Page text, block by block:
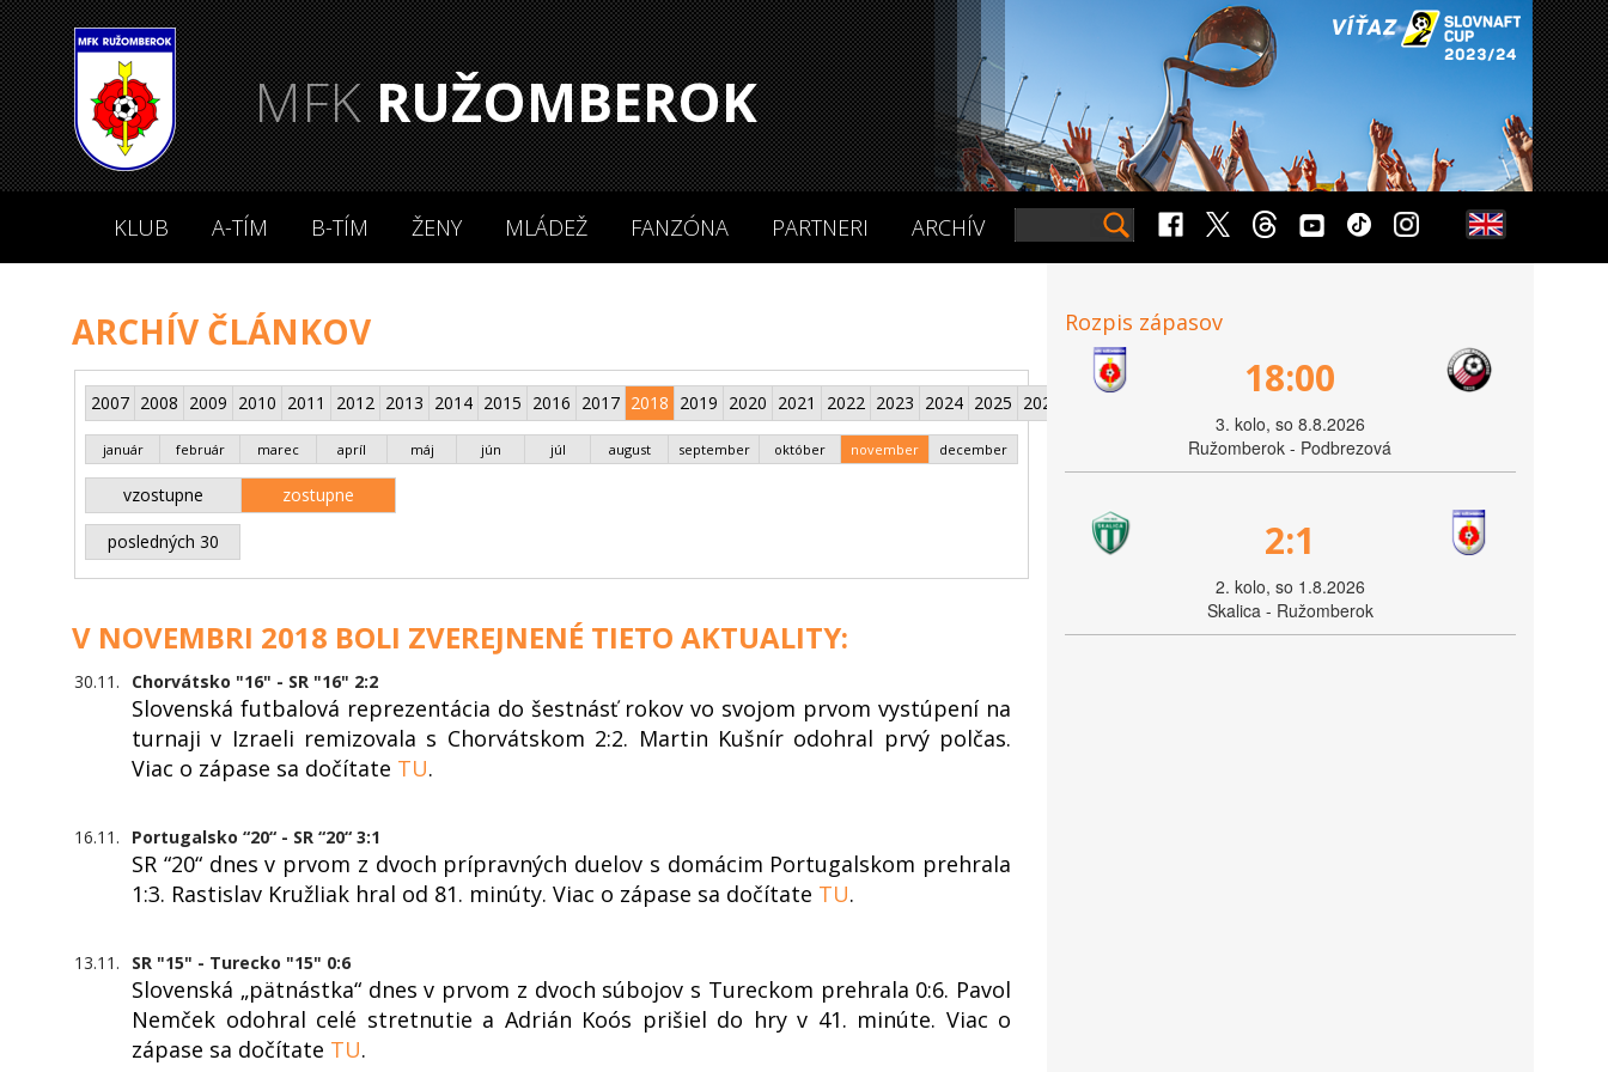
MFKRUŽOMBEROK
KLUB A-TÍM B-TÍM ŽENY MLÁDEŽ FANZÓNA PARTNERI ARCHÍV
ARCHÍV ČLÁNKOV
2007 2008 2009 2010 2011 2012 2013 2014 2015 2016 2017 2018 2019 2020 2021 2022 2023 2024 2025 2026
január február marec apríl máj jún júl august september október november december
vzostupne zostupne
posledných 30
V NOVEMBRI 2018 BOLI ZVEREJNENÉ TIETO AKTUALITY:
30.11. Chorvátsko "16" - SR "16" 2:2
Slovenská futbalová reprezentácia do šestnásť rokov vo svojom prvom vystúpení na
turnaji v Izraeli remizovala s Chorvátskom 2:2. Martin Kušnír odohral prvý polčas.
Viac o zápase sa dočítate TU.
16.11. Portugalsko “20“ - SR “20“ 3:1
SR “20“ dnes v prvom z dvoch prípravných duelov s domácim Portugalskom prehrala
1:3. Rastislav Kružliak hral od 81. minúty. Viac o zápase sa dočítate TU.
13.11. SR "15" - Turecko "15" 0:6
Slovenská „pätnástka“ dnes v prvom z dvoch súbojov s Tureckom prehrala 0:6. Pavol
Nemček odohral celé stretnutie a Adrián Koós prišiel do hry v 41. minúte. Viac o
zápase sa dočítate TU.
Rozpis zápasov
18:00
3. kolo, so 8.8.2026
Ružomberok - Podbrezová
2:1
2. kolo, so 1.8.2026
Skalica - Ružomberok